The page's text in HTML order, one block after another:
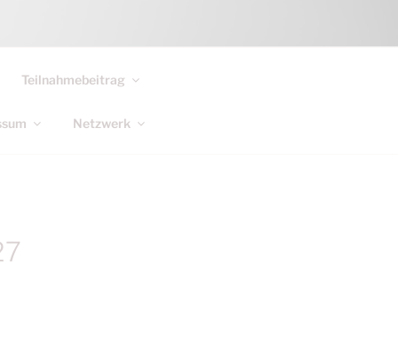
Teilnahmebeitrag
Netzwerk